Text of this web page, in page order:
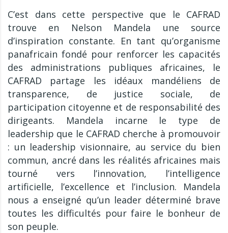
C’est dans cette perspective que le CAFRAD
trouve en Nelson Mandela une source
d’inspiration constante. En tant qu’organisme
panafricain fondé pour renforcer les capacités
des administrations publiques africaines, le
CAFRAD partage les idéaux mandéliens de
transparence, de justice sociale, de
participation citoyenne et de responsabilité des
dirigeants. Mandela incarne le type de
leadership que le CAFRAD cherche à promouvoir
: un leadership visionnaire, au service du bien
commun, ancré dans les réalités africaines mais
tourné vers l’innovation, l’intelligence
artificielle, l’excellence et l’inclusion. Mandela
nous a enseigné qu’un leader déterminé brave
toutes les difficultés pour faire le bonheur de
son peuple.